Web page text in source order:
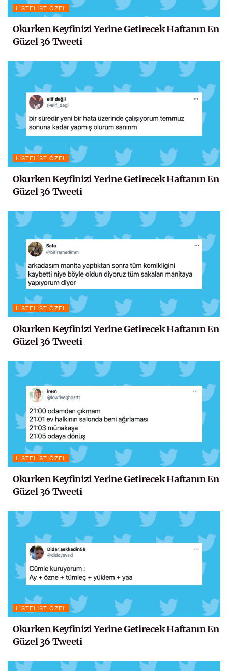
LISTELIST ÖZEL
Okurken Keyfinizi Yerine Getirecek Haftanın En
Güzel 36 Tweeti
LISTELIST ÖZEL
Okurken Keyfinizi Yerine Getirecek Haftanın En
Güzel 36 Tweeti
LISTELIST ÖZEL
Okurken Keyfinizi Yerine Getirecek Haftanın En
Güzel 36 Tweeti
LISTELIST ÖZEL
Okurken Keyfinizi Yerine Getirecek Haftanın En
Güzel 36 Tweeti
LISTELIST ÖZEL
Okurken Keyfinizi Yerine Getirecek Haftanın En
Güzel 36 Tweeti